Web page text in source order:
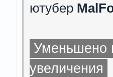
ютубер
Уменьшено
увеличения